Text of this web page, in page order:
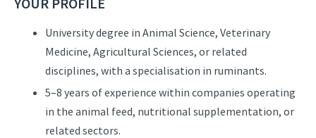
University degree in Animal Science, Veterinary
Medicine, Agricultural Sciences, or related
disciplines, with a specialisation in ruminants.
5–8 years of experience within companies operating
in the animal feed, nutritional supplementation, or
related sectors.